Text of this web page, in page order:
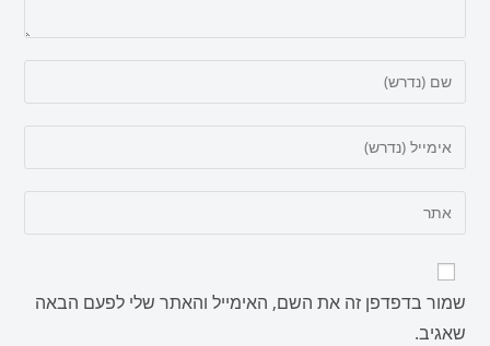
שמור בדפדפן זה את השם, האימייל והאתר שלי לפעם הבאה
שאגיב.